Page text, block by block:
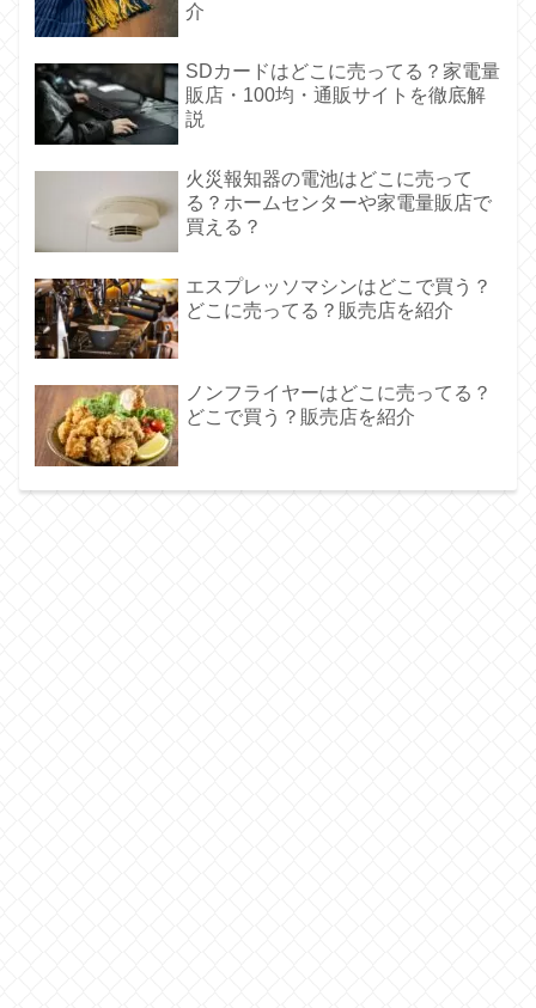
介
SDカードはどこに売ってる？家電量
販店・100均・通販サイトを徹底解
説
火災報知器の電池はどこに売って
る？ホームセンターや家電量販店で
買える？
エスプレッソマシンはどこで買う？
どこに売ってる？販売店を紹介
ノンフライヤーはどこに売ってる？
どこで買う？販売店を紹介